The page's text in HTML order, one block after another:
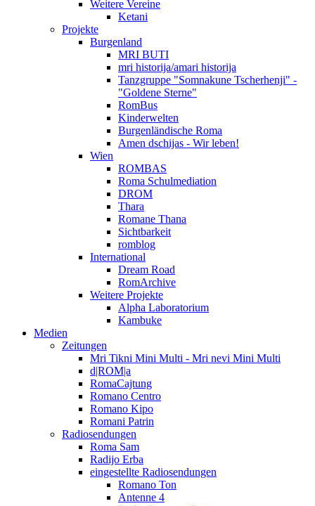
Weitere Vereine
Ketani
Projekte
Burgenland
MRI BUTI
mri historija/amari historija
Tanzgruppe "Somnakune Tscherhenji" -
"Goldene Sterne"
RomBus
Kinderwelten
Burgenländische Roma
Amen dschijas - Wir leben!
Wien
ROMBAS
Roma Schulmediation
DROM
Thara
Romane Thana
Sichtbarkeit
romblog
International
Dream Road
RomArchive
Weitere Projekte
Alpha Laboratorium
Kambuke
Medien
Zeitungen
Mri Tikni Mini Multi - Mri nevi Mini Multi
d|ROM|a
RomaCajtung
Romano Centro
Romano Kipo
Romani Patrin
Radiosendungen
Roma Sam
Radijo Erba
eingestellte Radiosendungen
Romano Ton
Antenne 4